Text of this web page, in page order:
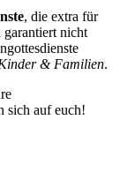
, die extra für
garantiert nicht
& Familien.
sich auf euch!